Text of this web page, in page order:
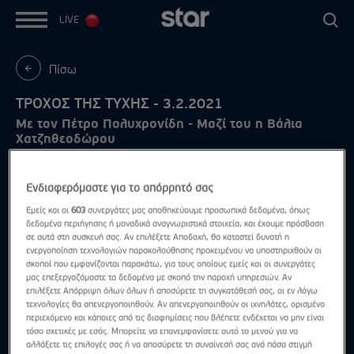
LIVE
Πίσω
ΤΡΟΧΟΣ ΤΗΣ ΤΥΧΗΣ - 3.2.2021
Με τον Πέτρο Πολυχρονίδη - Μαζί του η Βάλια
Χατζηθεοδώρου
Ενδιαφερόμαστε για το απόρρητό σας
Εμείς και οι603 συνεργάτες μας αποθηκεύουμε προσωπικά δεδομένα, όπως
δεδομένα περιήγησης ή μοναδικά αναγνωριστικά στοιχεία, και έχουμε πρόσβαση
σε αυτά στη συσκευή σας. Αν επιλέξετε Αποδοχή, θα καταστεί δυνατή η
ενεργοποίηση τεχνολογιών παρακολούθησης προκειμένου να υποστηριχθούν οι
σκοποί που εμφανίζονται παρακάτω, για τους οποίους εμείς και οι συνεργάτες
μας επεξεργαζόμαστε τα δεδομένα με σκοπό την παροχή υπηρεσιών. Αν
επιλέξετε Απόρριψη όλων όλων ή αποσύρετε τη συγκατάθεσή σας, οι εν λόγω
τεχνολογίες θα απενεργοποιηθούν. Αν απενεργοποιηθούν οι ιχνηλάτες, ορισμένο
περιεχόμενο και κάποιες από τις διαφημίσεις που βλέπετε ενδέχεται να μην είναι
τόσο σχετικές με εσάς. Μπορείτε να επανεμφανίσετε αυτό το μενού για να
αλλάξετε τις επιλογές σας ή να αποσύρετε τη συναίνεσή σας ανά πάσα στιγμή